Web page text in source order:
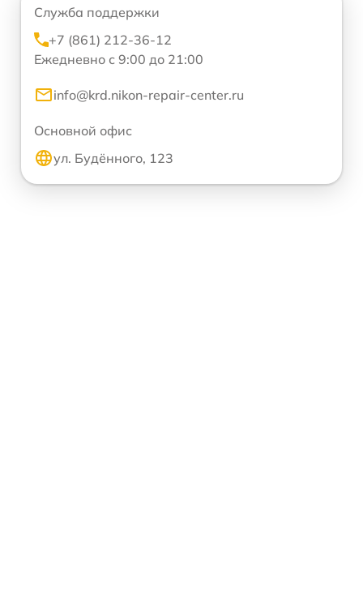
Служба поддержки
+7 (861) 212-36-12
Ежедневно с 9:00 до 21:00
info@krd.nikon-repair-center.ru
Основной офис
ул. Будённого, 123